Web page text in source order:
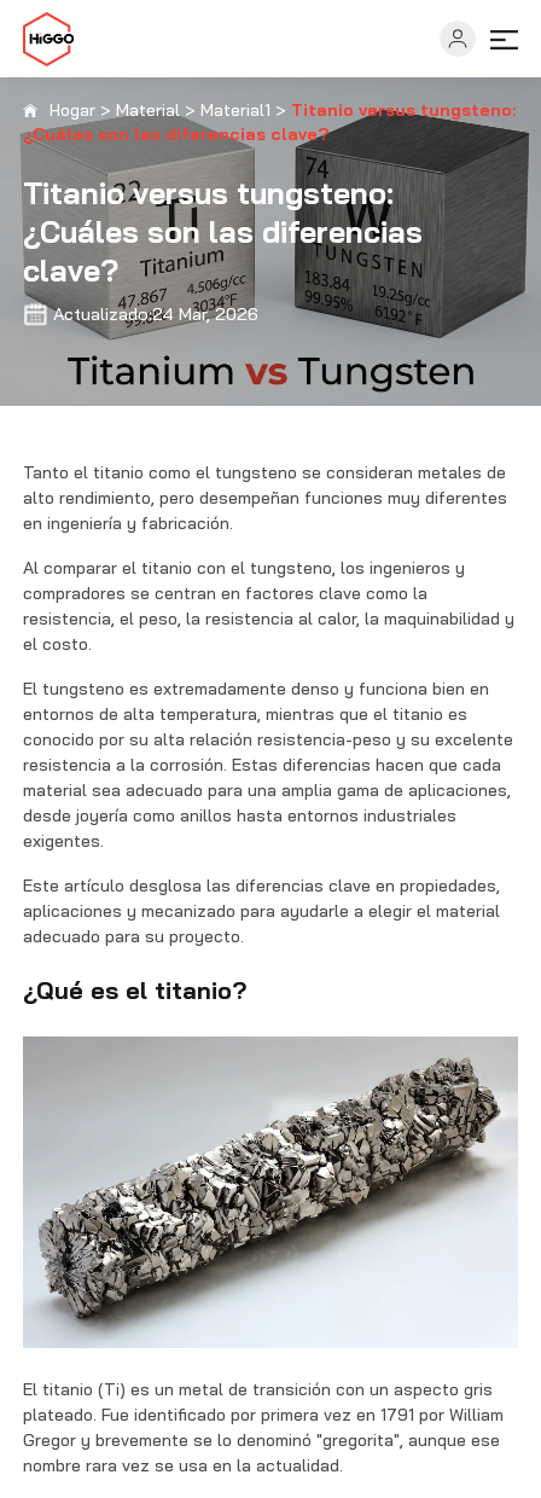
Capacidades
Industrias
Soluciones
Recursos
Acerca de
Hogar > Material > Material1 > Titanio versus tungsteno:
¿Cuáles son las diferencias clave?
Titanio versus tungsteno:
¿Cuáles son las diferencias
clave?
Actualizado:24 Mar, 2026
Tanto el titanio como el tungsteno se consideran metales de
alto rendimiento, pero desempeñan funciones muy diferentes
en ingeniería y fabricación.
Al comparar el titanio con el tungsteno, los ingenieros y
compradores se centran en factores clave como la
resistencia, el peso, la resistencia al calor, la maquinabilidad y
el costo.
El tungsteno es extremadamente denso y funciona bien en
entornos de alta temperatura, mientras que el titanio es
conocido por su alta relación resistencia-peso y su excelente
resistencia a la corrosión. Estas diferencias hacen que cada
material sea adecuado para una amplia gama de aplicaciones,
desde joyería como anillos hasta entornos industriales
exigentes.
Este artículo desglosa las diferencias clave en propiedades,
aplicaciones y mecanizado para ayudarle a elegir el material
adecuado para su proyecto.
¿Qué es el titanio?
El titanio (Ti) es un metal de transición con un aspecto gris
plateado. Fue identificado por primera vez en 1791 por William
Gregor y brevemente se lo denominó "gregorita", aunque ese
nombre rara vez se usa en la actualidad.